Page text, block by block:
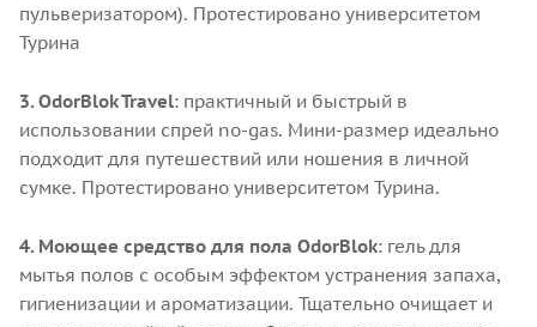
пульверизатором). Протестировано университетом
Турина
3. OdorBlok Travel: практичный и быстрый в
использовании спрей no-gas. Мини-размер идеально
подходит для путешествий или ношения в личной
сумке. Протестировано университетом Турина.
4. Моющее средство для пола OdorBlok: гель для
мытья полов с особым эффектом устранения запаха,
гигиенизации и ароматизации. Тщательно очищает и